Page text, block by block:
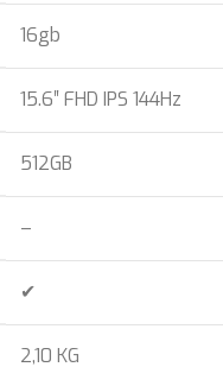
16gb
15.6″ FHD IPS 144Hz
512GB
–
✔
2,10 KG